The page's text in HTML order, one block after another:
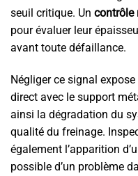
seuil critique. Un contrôle
pour évaluer leur
avant toute défaillance.
Négliger ce signal expose
direct avec le support
ainsi la dégradation du
qualité du freinage.
également l’apparition
possible d’un problème